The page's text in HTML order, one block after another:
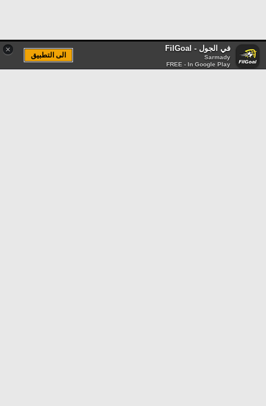
× في الجول - FilGoal
Sarmady
FREE - In Google Play
الى التطبيق